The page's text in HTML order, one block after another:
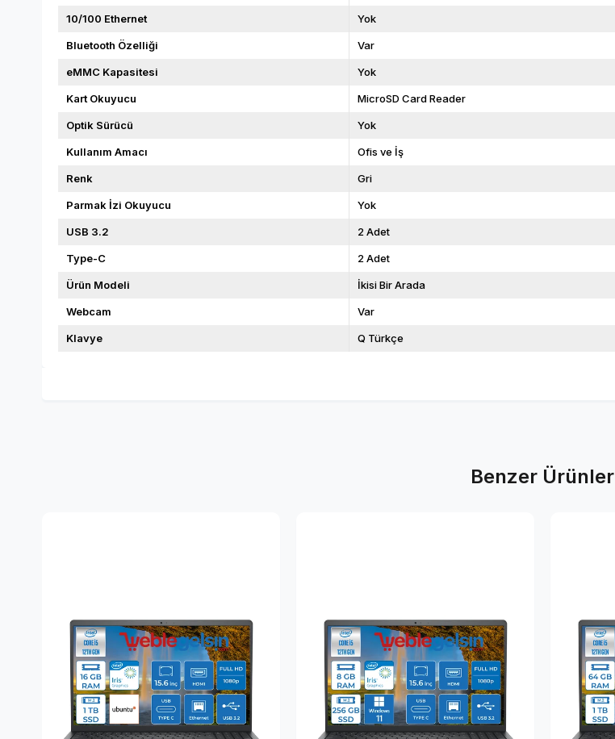
10/100 Ethernet Yok
Bluetooth Özelliği Var
eMMC Kapasitesi Yok
Kart Okuyucu MicroSD Card Reader
Optik Sürücü Yok
Kullanım Amacı Ofis ve İş
Renk Gri
Parmak İzi Okuyucu Yok
USB 3.2 2 Adet
Type-C 2 Adet
Ürün Modeli İkisi Bir Arada
Webcam Var
Klavye Q Türkçe
Benzer Ürünler